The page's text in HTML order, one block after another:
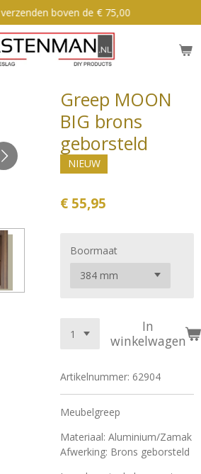
boven de € 75,00
Greep MOON
BIG brons
geborsteld
NIEUW
€ 55,95
Boormaat
In
winkelwagen
Artikelnummer: 62904
Meubelgreep
Materiaal: Aluminium/Zamak
Afwerking: Brons geborsteld